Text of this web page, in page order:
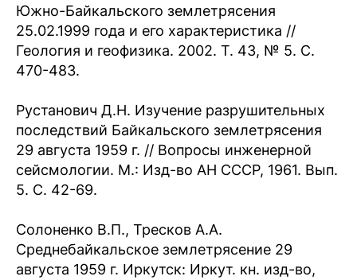
Южно-Байкальского землетрясения
25.02.1999 года и его характеристика //
Геология и геофизика. 2002. Т. 43, № 5. С.
470-483.
Рустанович Д.Н. Изучение разрушительных
последствий Байкальского землетрясения
29 августа 1959 г. // Вопросы инженерной
сейсмологии. М.: Изд-во АН СССР, 1961. Вып.
5. С. 42-69.
Солоненко В.П., Тресков А.А.
Среднебайкальское землетрясение 29
августа 1959 г. Иркутск: Иркут. кн. изд-во,